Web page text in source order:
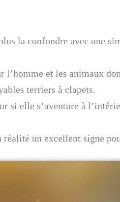
la confondre avec une
l’homme et les animaux
terriers à clapets.
si elle s’aventure à
réalité un excellent signe